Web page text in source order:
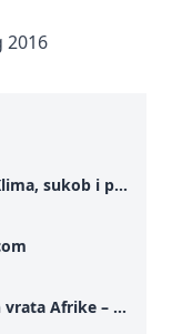
2016
Globalna geopolitika u tranziciji: Klima, sukob i potraga za mirom
Maroko 2030: Izgradnja atlantskih vrata Afrike – od Tangera u Mediteranu do novog geopolitičkog koridora